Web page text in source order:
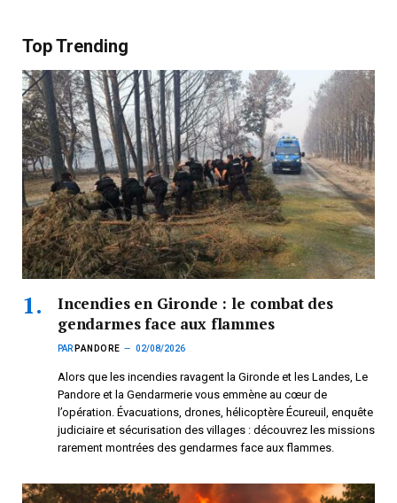
Top Trending
Incendies en Gironde : le combat des
gendarmes face aux flammes
PAR PANDORE 02/08/2026
Alors que les incendies ravagent la Gironde et les Landes, Le
Pandore et la Gendarmerie vous emmène au cœur de
l’opération. Évacuations, drones, hélicoptère Écureuil, enquête
judiciaire et sécurisation des villages : découvrez les missions
rarement montrées des gendarmes face aux flammes.